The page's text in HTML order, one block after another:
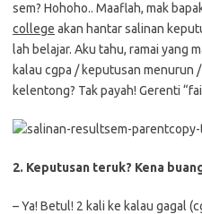
sem? Hohoho.. Maaflah, mak
college akan hantar salinan
lah belajar. Aku tahu, ramai yang
kalau cgpa / keputusan menurun
kelentong? Tak payah! Gerenti
2. Keputusan teruk? Kena
– Ya! Betul! 2 kali ke kalau gagal